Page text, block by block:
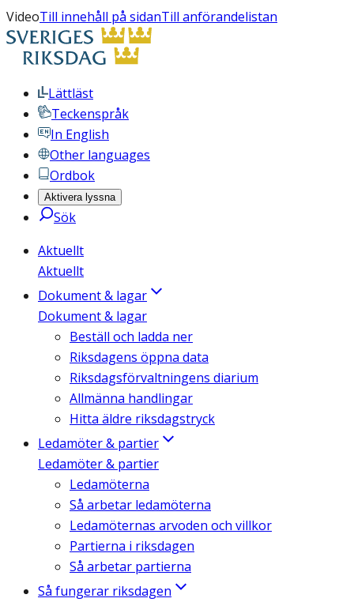
VideoTill innehåll på sidanTill anförandelistan
Lättläst
Teckenspråk
In English
Other languages
Ordbok
Aktivera lyssna
Sök
Aktuellt
Aktuellt
Dokument & lagar
Dokument & lagar
Beställ och ladda ner
Riksdagens öppna data
Riksdagsförvaltningens diarium
Allmänna handlingar
Hitta äldre riksdagstryck
Ledamöter & partier
Ledamöter & partier
Ledamöterna
Så arbetar ledamöterna
Ledamöternas arvoden och villkor
Partierna i riksdagen
Så arbetar partierna
Så fungerar riksdagen